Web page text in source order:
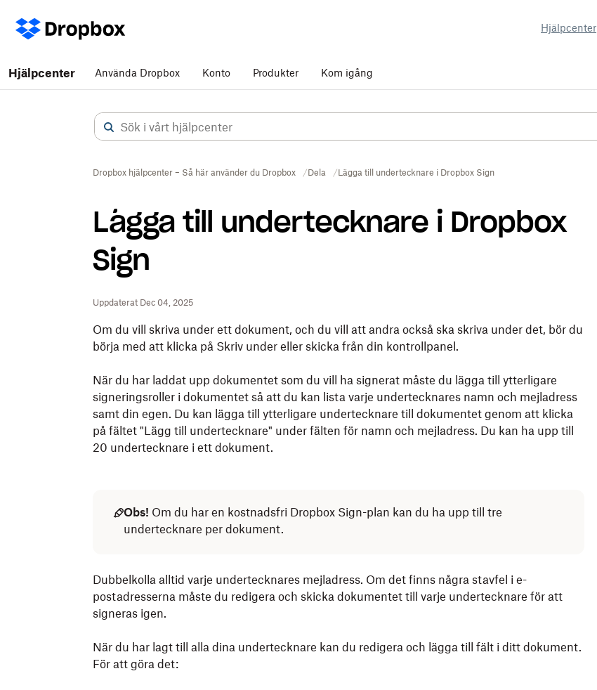
Hjälpcenter
Hjälpcenter Använda Dropbox Konto Produkter Kom igång
Dropbox hjälpcenter – Så här använder du Dropbox Dela Lägga till undertecknare i Dropbox Sign
Lägga till undertecknare i Dropbox
Sign
Uppdaterat Dec 04, 2025
Om du vill skriva under ett dokument, och du vill att andra också ska skriva under det, bör du
börja med att klicka på Skriv under eller skicka från din kontrollpanel.
När du har laddat upp dokumentet som du vill ha signerat måste du lägga till ytterligare
signeringsroller i dokumentet så att du kan lista varje undertecknares namn och mejladress
samt din egen. Du kan lägga till ytterligare undertecknare till dokumentet genom att klicka
på fältet "Lägg till undertecknare" under fälten för namn och mejladress. Du kan ha upp till
20 undertecknare i ett dokument.
Obs! Om du har en kostnadsfri Dropbox Sign-plan kan du ha upp till tre
undertecknare per dokument.
Dubbelkolla alltid varje undertecknares mejladress. Om det finns några stavfel i e-
postadresserna måste du redigera och skicka dokumentet till varje undertecknare för att
signeras igen.
När du har lagt till alla dina undertecknare kan du redigera och lägga till fält i ditt dokument.
För att göra det: